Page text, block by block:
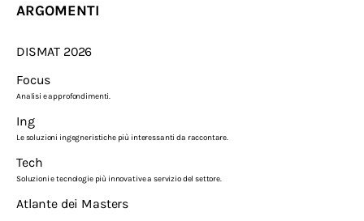
ARGOMENTI
DISMAT 2026
Focus
Analisi e approfondimenti.
Ing
Le soluzioni ingegneristiche più interessanti da raccontare.
Tech
Soluzioni e tecnologie più innovative a servizio del settore.
Atlante dei Masters